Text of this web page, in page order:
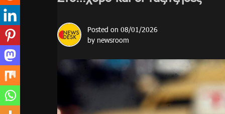
Posted on 08/01/2026
by newsroom